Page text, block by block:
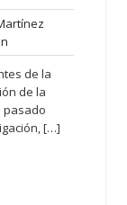
de la
de la
pasado
[…]